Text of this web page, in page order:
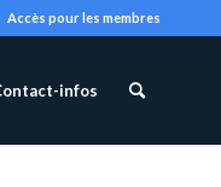
Accès pour les membres
infos